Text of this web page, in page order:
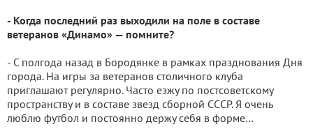
- Когда последний раз выходили на поле в составе
ветеранов «Динамо» — помните?
- С полгода назад в Бородянке в рамках празднования Дня
города. На игры за ветеранов столичного клуба
приглашают регулярно. Часто езжу по постсоветскому
пространству и в составе звезд сборной СССР. Я очень
люблю футбол и постоянно держу себя в форме…